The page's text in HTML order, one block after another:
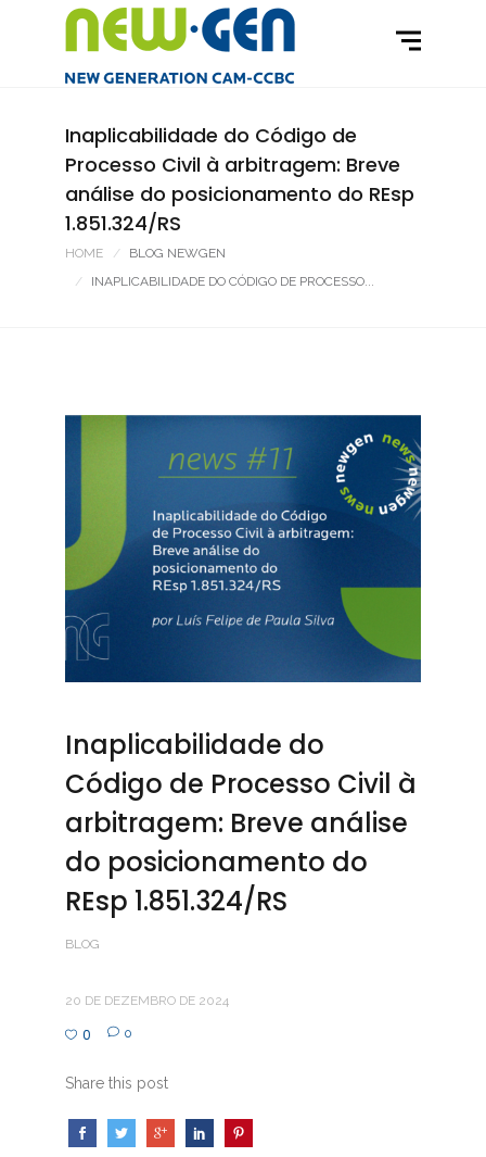
Inaplicabilidade do Código de
Processo Civil à arbitragem: Breve
análise do posicionamento do REsp
1.851.324/RS
HOME
BLOG NEWGEN
INAPLICABILIDADE DO CÓDIGO DE PROCESSO...
Inaplicabilidade do
Código de Processo Civil à
arbitragem: Breve análise
do posicionamento do
REsp 1.851.324/RS
BLOG
20 DE DEZEMBRO DE 2024
0 0
Share this post